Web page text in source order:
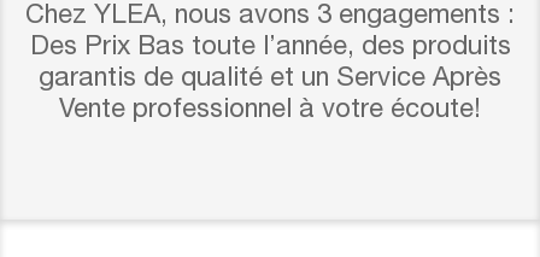
Chez YLEA, nous avons 3 engagements :
Des Prix Bas toute l’année, des produits
garantis de qualité et un Service Après
Vente professionnel à votre écoute!